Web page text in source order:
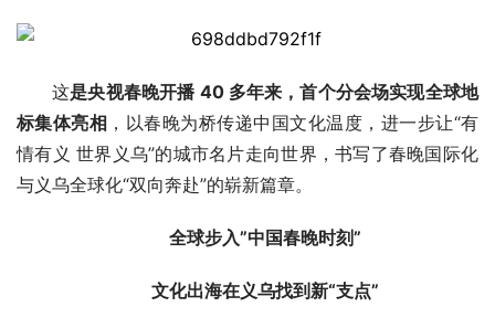
这是央视春晚开播 40 多年来，首个分会场实现全球地
标集体亮相 ，以春晚为桥传递中国文化温度，进一步让“有
情有义 世界义乌”的城市名片走向世界，书写了春晚国际化
与义乌全球化“双向奔赴”的崭新篇章。
全球步入”中国春晚时刻”
文化出海在义乌找到新“支点”